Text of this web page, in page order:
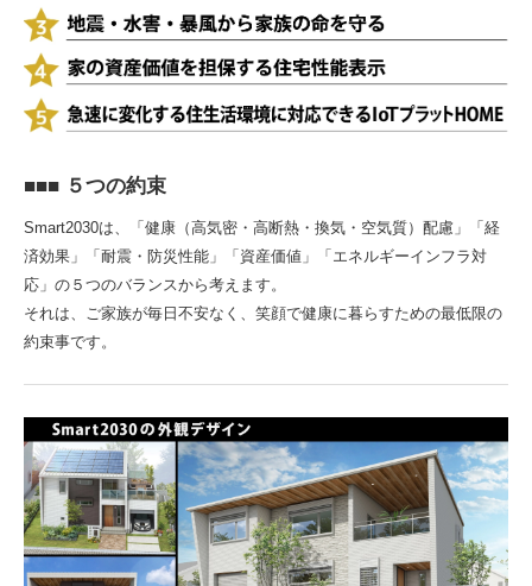
■■■ ５つの約束
Smart2030は、「健康（高気密・高断熱・換気・空気質）配慮」「経
済効果」「耐震・防災性能」「資産価値」「エネルギーインフラ対
応」の５つのバランスから考えます。
それは、ご家族が毎日不安なく、笑顔で健康に暮らすための最低限の
約束事です。